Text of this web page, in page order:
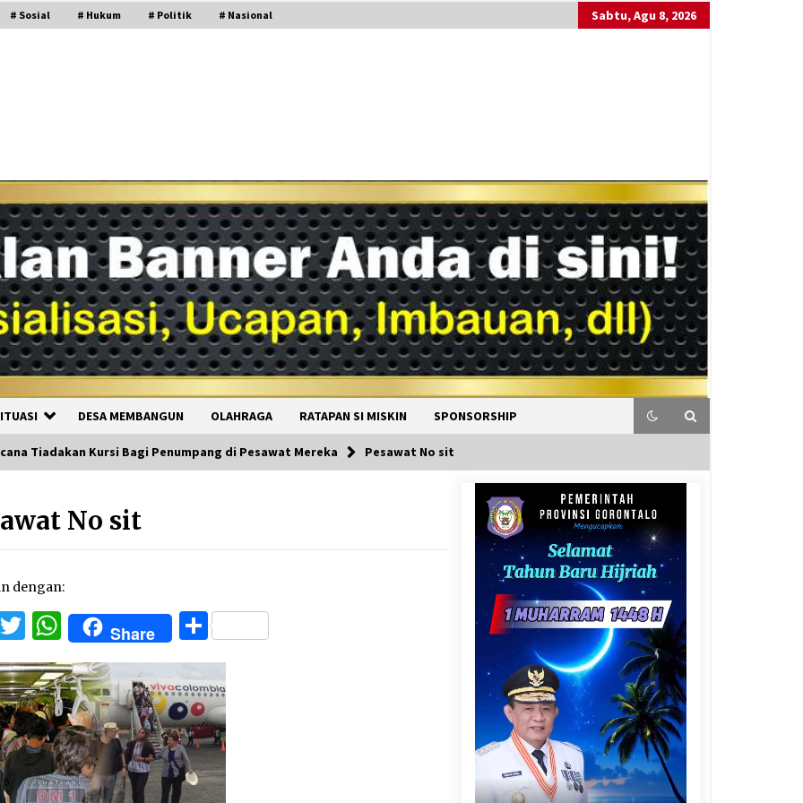
# Sosial # Hukum # Politik # Nasional Sabtu, Agu 8, 2026
DESA MEMBANGUN OLAHRAGA RATAPAN SI MISKIN SPONSORSHIP
Tiadakan Kursi Bagi Penumpang di Pesawat Mereka Pesawat No sit
No sit
dengan:
Twitter
WhatsApp
Share Share